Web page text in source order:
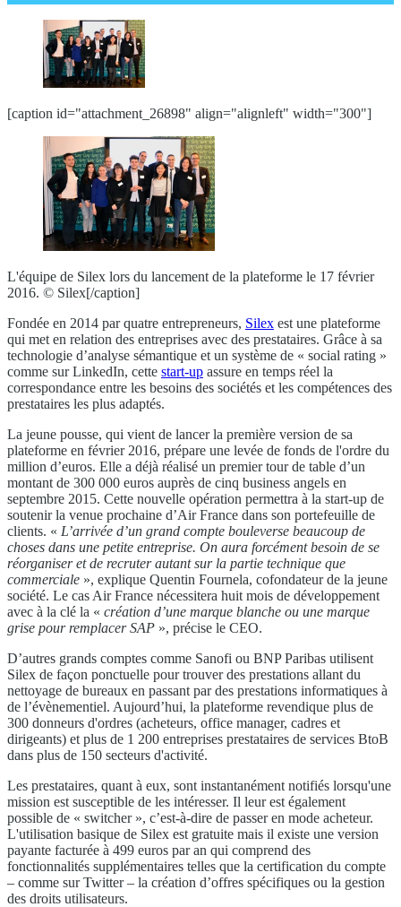
[caption id="attachment_26898" align="alignleft" width="300"]
L'équipe de Silex lors du lancement de la plateforme le 17 février
2016. © Silex[/caption]
Fondée en 2014 par quatre entrepreneurs, Silex est une plateforme
qui met en relation des entreprises avec des prestataires. Grâce à sa
technologie d’analyse sémantique et un système de « social rating »
comme sur LinkedIn, cette start-up assure en temps réel la
correspondance entre les besoins des sociétés et les compétences des
prestataires les plus adaptés.
La jeune pousse, qui vient de lancer la première version de sa
plateforme en février 2016, prépare une levée de fonds de l'ordre du
million d’euros. Elle a déjà réalisé un premier tour de table d’un
montant de 300 000 euros auprès de cinq business angels en
septembre 2015. Cette nouvelle opération permettra à la start-up de
soutenir la venue prochaine d’Air France dans son portefeuille de
clients. « L’arrivée d’un grand compte bouleverse beaucoup de
choses dans une petite entreprise. On aura forcément besoin de se
réorganiser et de recruter autant sur la partie technique que
commerciale », explique Quentin Fournela, cofondateur de la jeune
société. Le cas Air France nécessitera huit mois de développement
avec à la clé la « création d’une marque blanche ou une marque
grise pour remplacer SAP », précise le CEO.
D’autres grands comptes comme Sanofi ou BNP Paribas utilisent
Silex de façon ponctuelle pour trouver des prestations allant du
nettoyage de bureaux en passant par des prestations informatiques à
de l’évènementiel. Aujourd’hui, la plateforme revendique plus de
300 donneurs d'ordres (acheteurs, office manager, cadres et
dirigeants) et plus de 1 200 entreprises prestataires de services BtoB
dans plus de 150 secteurs d'activité.
Les prestataires, quant à eux, sont instantanément notifiés lorsqu'une
mission est susceptible de les intéresser. Il leur est également
possible de « switcher », c’est-à-dire de passer en mode acheteur.
L'utilisation basique de Silex est gratuite mais il existe une version
payante facturée à 499 euros par an qui comprend des
fonctionnalités supplémentaires telles que la certification du compte
– comme sur Twitter – la création d’offres spécifiques ou la gestion
des droits utilisateurs.